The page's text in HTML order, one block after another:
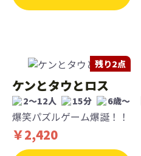
残り2点
ケンとタウとロス
2〜12人 15分 6歳〜
爆笑パズルゲーム爆誕！！
￥2,420